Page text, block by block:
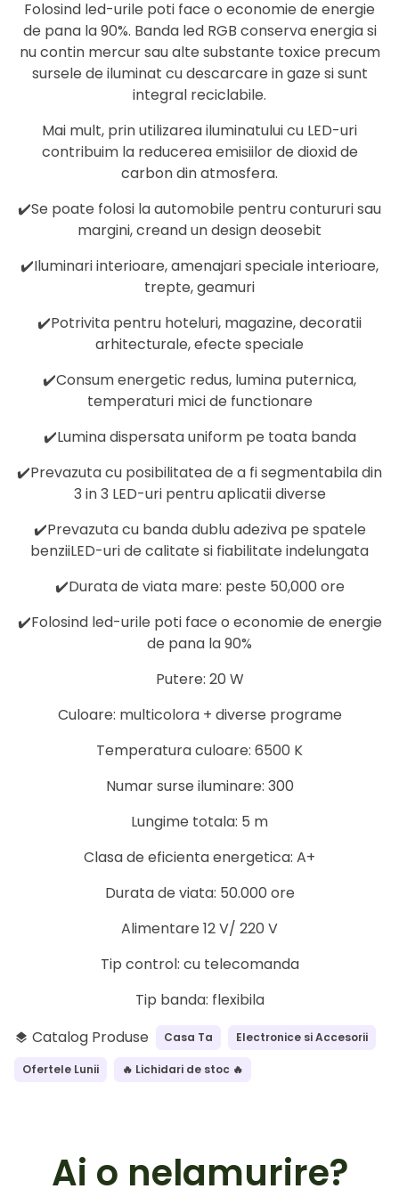
Folosind led-urile poti face o economie de energie
de pana la 90%. Banda led RGB conserva energia si
nu contin mercur sau alte substante toxice precum
sursele de iluminat cu descarcare in gaze si sunt
integral reciclabile.
Mai mult, prin utilizarea iluminatului cu LED-uri
contribuim la reducerea emisiilor de dioxid de
carbon din atmosfera.
✔️Se poate folosi la automobile pentru contururi sau
margini, creand un design deosebit
✔️Iluminari interioare, amenajari speciale interioare,
trepte, geamuri
✔️Potrivita pentru hoteluri, magazine, decoratii
arhitecturale, efecte speciale
✔️Consum energetic redus, lumina puternica,
temperaturi mici de functionare
✔️Lumina dispersata uniform pe toata banda
✔️Prevazuta cu posibilitatea de a fi segmentabila din
3 in 3 LED-uri pentru aplicatii diverse
✔️Prevazuta cu banda dublu adeziva pe spatele
benziiLED-uri de calitate si fiabilitate indelungata
✔️Durata de viata mare: peste 50,000 ore
✔️Folosind led-urile poti face o economie de energie
de pana la 90%
Putere: 20 W
Culoare: multicolora + diverse programe
Temperatura culoare: 6500 K
Numar surse iluminare: 300
Lungime totala: 5 m
Clasa de eficienta energetica: A+
Durata de viata: 50.000 ore
Alimentare 12 V/ 220 V
Tip control: cu telecomanda
Tip banda: flexibila
layers Catalog Produse Casa Ta Electronice si Accesorii
Ofertele Lunii 🔥 Lichidari de stoc 🔥
Ai o nelamurire?